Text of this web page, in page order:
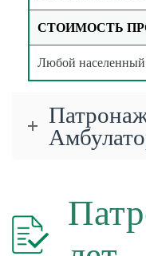
СТОИМОСТЬ
Любой